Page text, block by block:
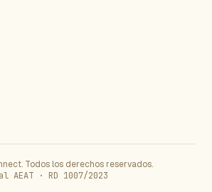
Todos los derechos reservados.
AEAT · RD 1007/2023